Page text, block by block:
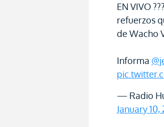
EN VIVO
refuerzos
de Wacho
Informa
— Radio
January 10,